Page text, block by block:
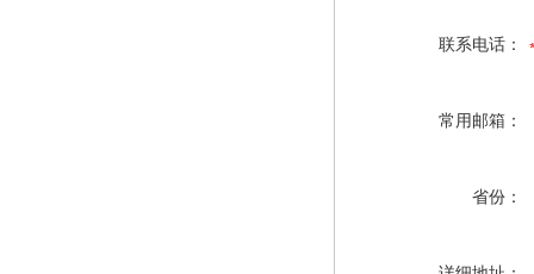
联系电话：
常用邮箱：
省份：